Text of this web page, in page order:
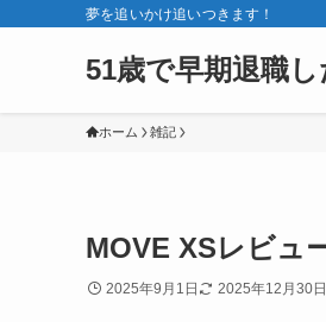
夢を追いかけ追いつきます！
51歳で早期退職
ホーム 雑記
MOVE XSレビュ
2025年9月1日 2025年12月30日